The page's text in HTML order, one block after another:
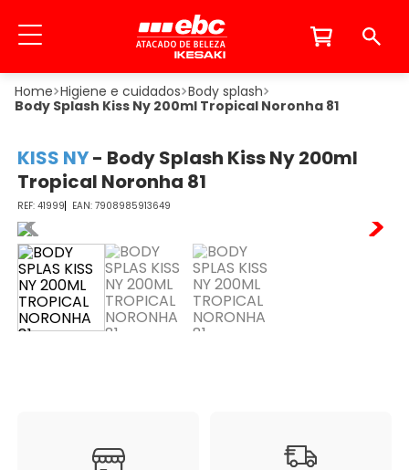
Higiene e cuidados Body splash
Body Splash Kiss Ny 200ml Tropical Noronha 81
KISS NY- Body Splash Kiss Ny 200ml
Tropical Noronha 81
41999 7908985913649